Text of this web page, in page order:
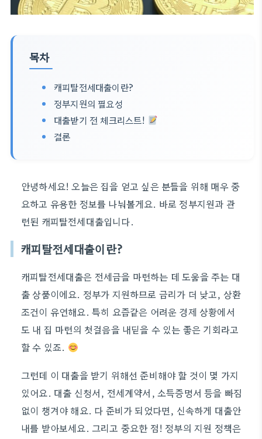
목차
캐피탈전세대출이란?
정부지원의 필요성
대출받기 전 체크리스트!
결론
안녕하세요! 오늘은 집을 얻고 싶은 분들을 위해 매우 중
요하고 유용한 정보를 나눠볼게요. 바로 정부지원과 관
련된 캐피탈전세대출입니다.
캐피탈전세대출이란?
캐피탈전세대출은 전세금을 마련하는 데 도움을 주는 대
출 상품이에요. 정부가 지원하므로 금리가 더 낮고, 상환
조건이 유연해요. 특히 요즘같은 어려운 경제 상황에서
도 내 집 마련의 첫걸음을 내딛을 수 있는 좋은 기회라고
할 수 있죠.
그런데 이 대출을 받기 위해선 준비해야 할 것이 몇 가지
있어요. 대출 신청서, 전세계약서, 소득증명서 등을 빠짐
없이 챙겨야 해요. 다 준비가 되었다면, 신속하게 대출안
내를 받아보세요. 그리고 중요한 점! 정부의 지원 정책은